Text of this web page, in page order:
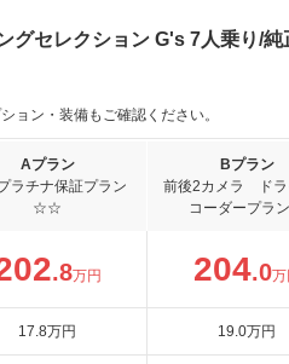
グセレクション G's 7人乗り/純
ョン・装備もご確認ください。
Aプラン
チナ保証プラン
☆☆
Bプラン
前後2カメラ ドラ
コーダープラン
.8万円 204.0万
17.8万円 19.0万円